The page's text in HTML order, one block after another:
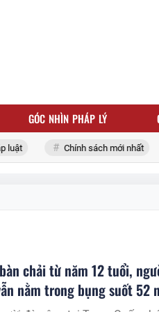
GÓC NHÌN PHÁP LÝ
Chính sách mới nhất
chải từ năm 12 tuổi,
nằm trong bụng suốt 52